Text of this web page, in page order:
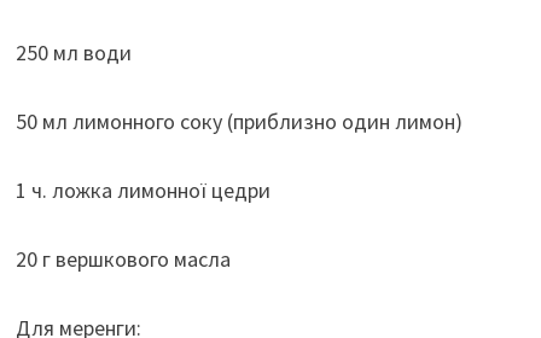
250 мл води
50 мл лимонного соку (приблизно один лимон)
1 ч. ложка лимонної цедри
20 г вершкового масла
Для меренги: